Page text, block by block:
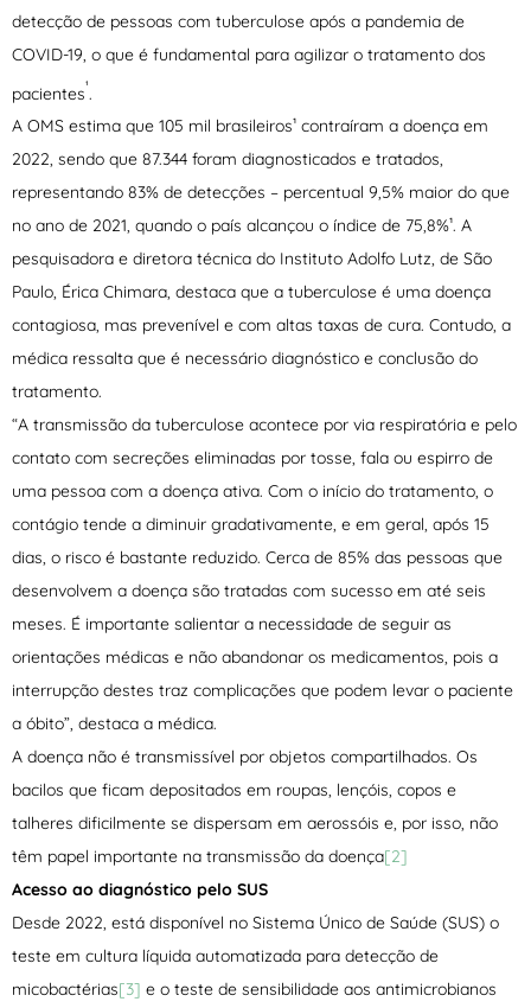
detecção de pessoas com tuberculose após a pandemia de
COVID-19, o que é fundamental para agilizar o tratamento dos
pacientes¹.
A OMS estima que 105 mil brasileiros¹ contraíram a doença em
2022, sendo que 87.344 foram diagnosticados e tratados,
representando 83% de detecções – percentual 9,5% maior do que
no ano de 2021, quando o país alcançou o índice de 75,8%¹. A
pesquisadora e diretora técnica do Instituto Adolfo Lutz, de São
Paulo, Érica Chimara, destaca que a tuberculose é uma doença
contagiosa, mas prevenível e com altas taxas de cura. Contudo, a
médica ressalta que é necessário diagnóstico e conclusão do
tratamento.
“A transmissão da tuberculose acontece por via respiratória e pelo
contato com secreções eliminadas por tosse, fala ou espirro de
uma pessoa com a doença ativa. Com o início do tratamento, o
contágio tende a diminuir gradativamente, e em geral, após 15
dias, o risco é bastante reduzido. Cerca de 85% das pessoas que
desenvolvem a doença são tratadas com sucesso em até seis
meses. É importante salientar a necessidade de seguir as
orientações médicas e não abandonar os medicamentos, pois a
interrupção destes traz complicações que podem levar o paciente
a óbito”, destaca a médica.
A doença não é transmissível por objetos compartilhados. Os
bacilos que ficam depositados em roupas, lençóis, copos e
talheres dificilmente se dispersam em aerossóis e, por isso, não
têm papel importante na transmissão da doença[2]
Acesso ao diagnóstico pelo SUS
Desde 2022, está disponível no Sistema Único de Saúde (SUS) o
teste em cultura líquida automatizada para detecção de
micobactérias[3] e o teste de sensibilidade aos antimicrobianos